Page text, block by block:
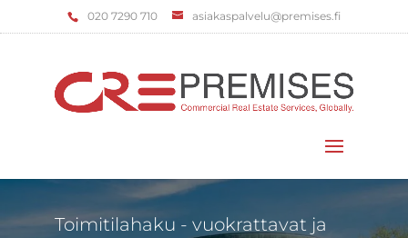
‌020 7290 710 asiakaspalvelu@premises.fi
Toimitilahaku - vuokrattavat ja